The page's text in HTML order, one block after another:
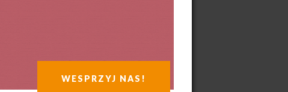
WESPRZYJ NAS!